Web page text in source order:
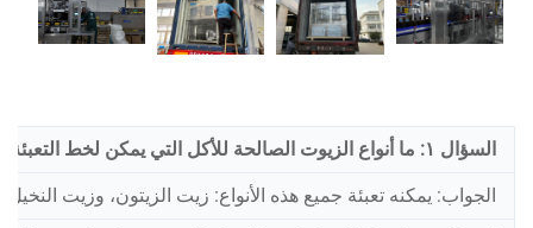
السؤال ١: ما أنواع الزيوت الصالحة للأكل التي يمكن لخط التعبئة هذا التعامل معها — زيت الزيتون، وزيت النخيل، وزيت عباد الشمس، والزيوت النباتية؟
الجواب: يمكنه تعبئة جميع هذه الأنواع: زيت الزيتون، وزيت